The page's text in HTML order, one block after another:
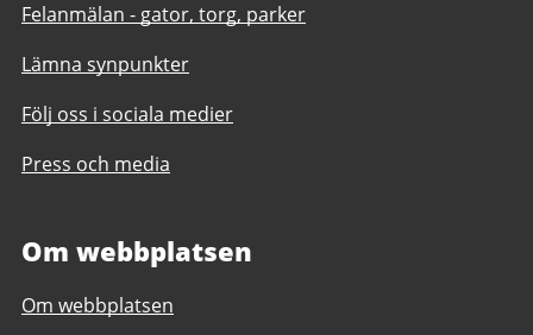
Felanmälan - gator, torg, parker
Lämna synpunkter
Följ oss i sociala medier
Press och media
Om webbplatsen
Om webbplatsen